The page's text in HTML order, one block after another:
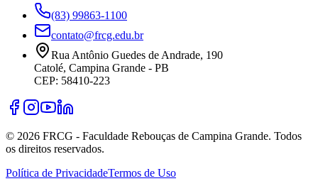
(83) 99863-1100
contato@frcg.edu.br
Rua Antônio Guedes de Andrade, 190
Catolé, Campina Grande - PB
CEP: 58410-223
© 2026 FRCG - Faculdade Rebouças de Campina Grande. Todos
os direitos reservados.
Política de PrivacidadeTermos de Uso